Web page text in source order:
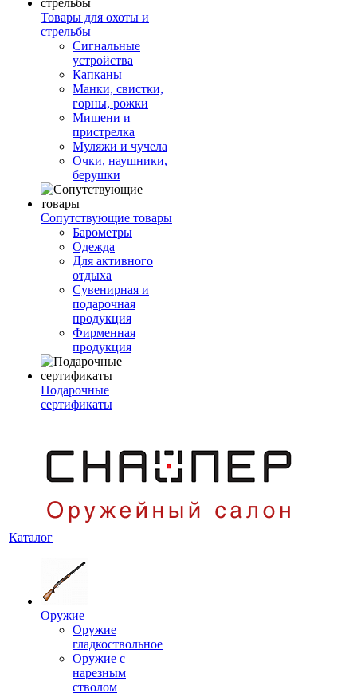
Товары для охоты и
стрельбы
Сигнальные
устройства
Капканы
Манки, свистки,
горны, рожки
Мишени и
пристрелка
Муляжи и чучела
Очки, наушники,
берушки
Сопутствующие товары
Барометры
Одежда
Для активного
отдыха
Сувенирная и
подарочная
продукция
Фирменная
продукция
Подарочные
сертификаты
Каталог
Оружие
Оружие
гладкоствольное
Оружие с
нарезным
стволом